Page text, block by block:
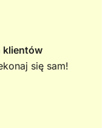
klientów
się sam!